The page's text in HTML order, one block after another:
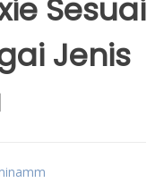
Sesuai
Jenis